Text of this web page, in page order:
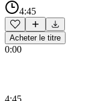
4:45
Acheter le titre
0:00
4:45